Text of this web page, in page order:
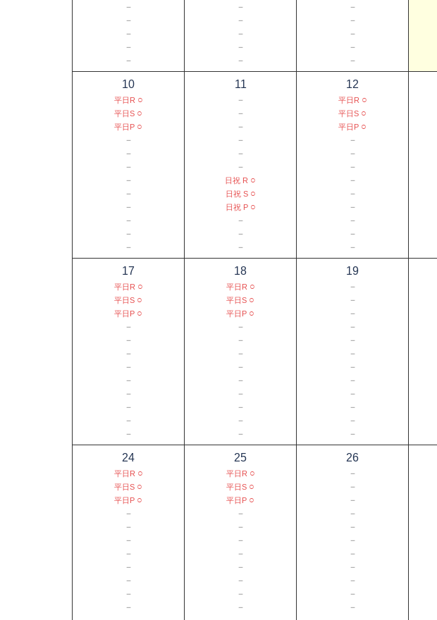
－
－
－
－
－
－
－
－
－
－
－
－
－
－
－
10
平日R ○
平日S ○
平日P ○
－
－
－
－
－
－
－
－
－
11
－
－
－
－
－
－
日祝 R ○
日祝 S ○
日祝 P ○
－
－
－
12
平日R ○
平日S ○
平日P ○
－
－
－
－
－
－
－
－
－
17
平日R ○
平日S ○
平日P ○
－
－
－
－
－
－
－
－
－
18
平日R ○
平日S ○
平日P ○
－
－
－
－
－
－
－
－
－
19
－
－
－
－
－
－
－
－
－
－
－
－
24
平日R ○
平日S ○
平日P ○
－
－
－
－
－
－
－
－
25
平日R ○
平日S ○
平日P ○
－
－
－
－
－
－
－
－
26
－
－
－
－
－
－
－
－
－
－
－